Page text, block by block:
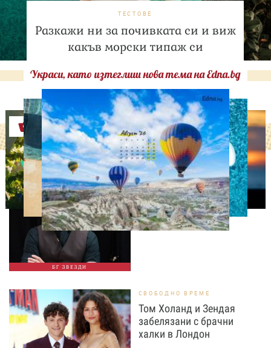
ТЕСТОВЕ
Разкажи ни за почивката си и виж
какъв морски типаж си
Украси, като изтеглиш нова тема на Edna.bg
Оферти
БГ ЗВЕЗДИ
ИЗВЕСТНИ
Така ли го правиш, тате?“
Дъщерята на Орлин
Павлов го имитира
СВОБОДНО ВРЕМЕ
Том Холанд и Зендая
забелязани с брачни
халки в Лондон